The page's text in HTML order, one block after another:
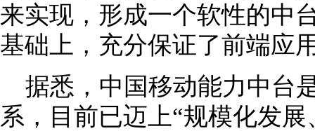
来实现，形成一个软性的中
基础上，充分保证了前端应
据悉，中国移动能力中台
系，目前已迈上“规模化发